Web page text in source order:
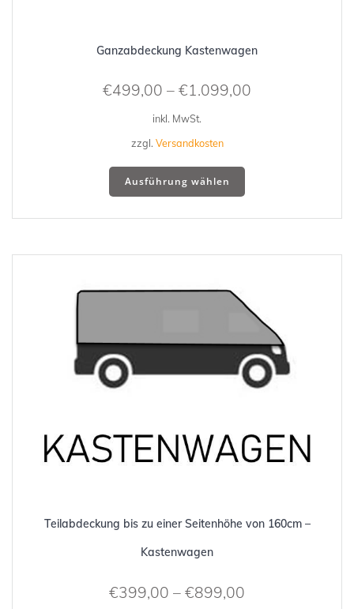
Ganzabdeckung Kastenwagen
€499,00 – €1.099,00
inkl. MwSt.
zzgl. Versandkosten
Ausführung wählen
Dieses
weist
mehrere
auf.
können
auf
Produktseite
gewählt
werden
Teilabdeckung bis zu einer Seitenhöhe von 160cm –
Kastenwagen
€399,00 – €899,00